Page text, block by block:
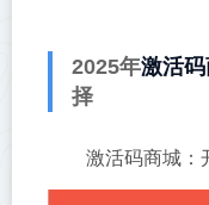
2025年激活
择
激活码商城：